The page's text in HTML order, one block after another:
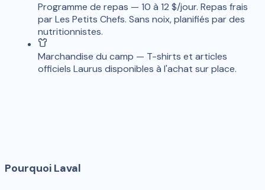
Programme de repas — 10 à 12 $/jour. Repas frais
par Les Petits Chefs. Sans noix, planifiés par des
nutritionnistes.
Marchandise du camp — T-shirts et articles
officiels Laurus disponibles à l'achat sur place.
Pourquoi Laval